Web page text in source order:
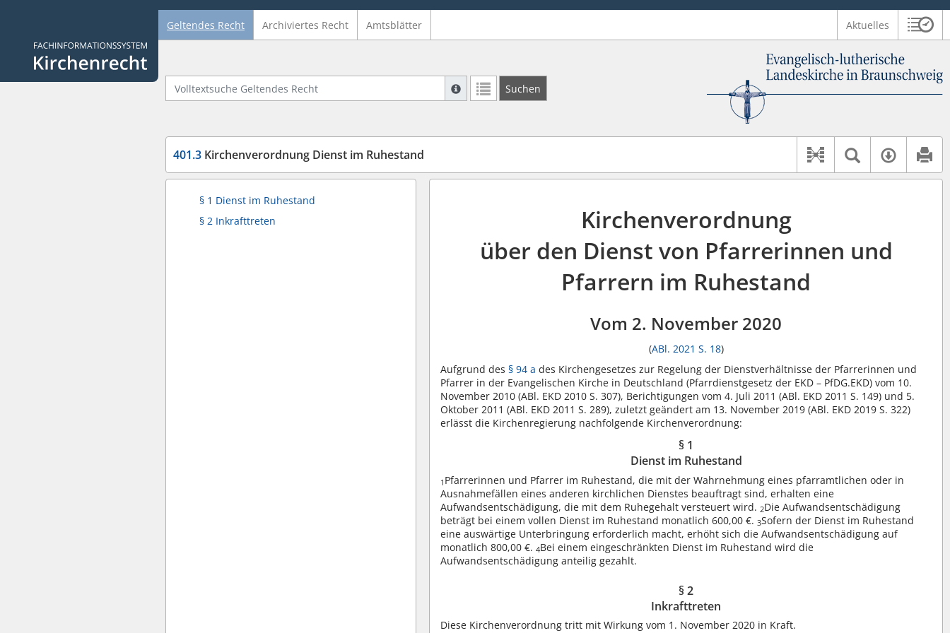
Logo Fachinformationssystem Kirchenrecht
Geltendes Recht Archiviertes Recht Amtsblätter Aktuelles
Volltextsuche Geltendes Recht
Suche mit Platzhalter "*", Bsp. Pfarrer*, findet auch: "Pfarrerinitiative" oder "Pfarrerausschuss".
Suchen
Logo Ev.-luth. Landeskirche in Braunschweig
401.3 Kirchenverordnung Dienst im Ruhestand
Dokument-
Textsuche
§ 1 Dienst im Ruhestand
§ 2 Inkrafttreten
Kirchenverordnung
über den Dienst von Pfarrerinnen und
Pfarrern im Ruhestand
Vom 2. November 2020
(ABl. 2021 S. 18)
Aufgrund des§ 94 a des Kirchengesetzes zur Regelung der Dienstverhältnisse der Pfarrerinnen und
Pfarrer in der Evangelischen Kirche in Deutschland (Pfarrdienstgesetz der EKD – PfDG.EKD) vom 10.
November 2010 (ABl. EKD 2010 S. 307), Berichtigungen vom 4. Juli 2011 (ABl. EKD 2011 S. 149) und 5.
Oktober 2011 (ABl. EKD 2011 S. 289), zuletzt geändert am 13. November 2019 (ABl. EKD 2019 S. 322)
erlässt die Kirchenregierung nachfolgende Kirchenverordnung:
§ 1
Dienst im Ruhestand
1 Pfarrerinnen und Pfarrer im Ruhestand, die mit der Wahrnehmung eines pfarramtlichen oder in
Ausnahmefällen eines anderen kirchlichen Dienstes beauftragt sind, erhalten eine
Aufwandsentschädigung, die mit dem Ruhegehalt versteuert wird. 2Die Aufwandsentschädigung
beträgt bei einem vollen Dienst im Ruhestand monatlich 600,00 €.3Sofern der Dienst im Ruhestand
eine auswärtige Unterbringung erforderlich macht, erhöht sich die Aufwandsentschädigung auf
monatlich 800,00 €.4Bei einem eingeschränkten Dienst im Ruhestand wird die
Aufwandsentschädigung anteilig gezahlt.
§ 2
Inkrafttreten
Diese Kirchenverordnung tritt mit Wirkung vom 1. November 2020 in Kraft.